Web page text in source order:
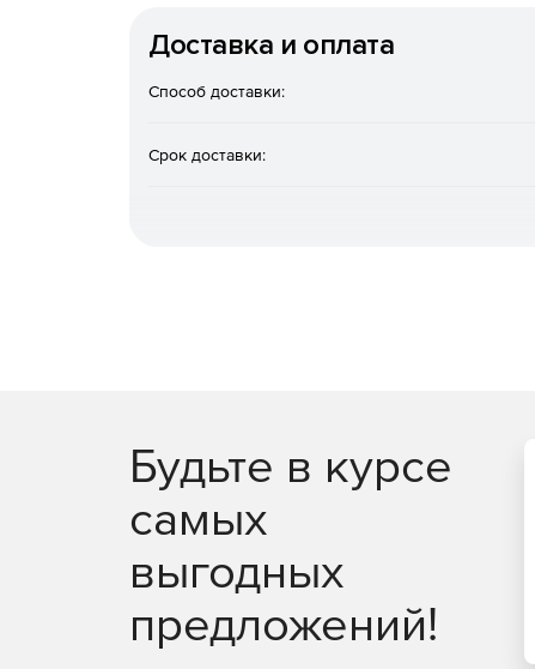
Автоматизация формирования ведомостей
Централизованное
Трёхмерное (3D) моделирование.
и работы с параметрическими моделями.
Инструменты для
Доставка и оплата
Способ доставки:
Срок доставки:
Будьте в курсе
самых
выгодных
предложений!